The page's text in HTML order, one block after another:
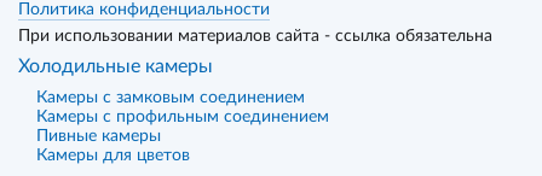
Политика конфиденциальности
При использовании материалов сайта - ссылка обязательна
Холодильные камеры
Камеры с замковым соединением
Камеры с профильным соединением
Пивные камеры
Камеры для цветов